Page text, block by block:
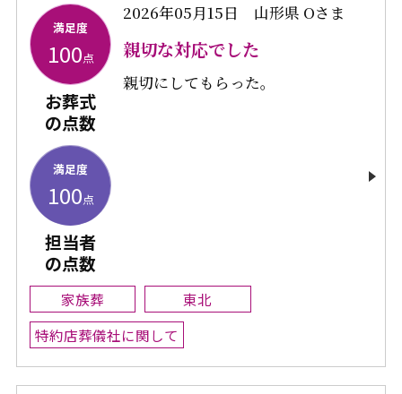
満足度
100点
お葬式
の点数
満足度
100点
担当者
の点数
2026年05月15日 山形県 Oさま
親切な対応でした
親切にしてもらった。
家族葬
東北
特約店葬儀社に関して